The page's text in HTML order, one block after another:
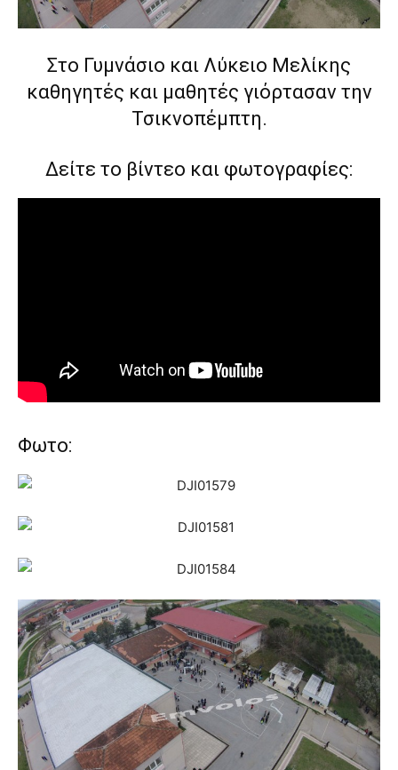
Στο Γυμνάσιο και Λύκειο Μελίκης
καθηγητές και μαθητές γιόρτασαν την
Τσικνοπέμπτη.
Δείτε το βίντεο και φωτογραφίες:
Φωτο: